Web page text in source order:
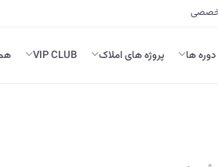
تخصصی
دوره ها پروژه های املاک VIP CLUB